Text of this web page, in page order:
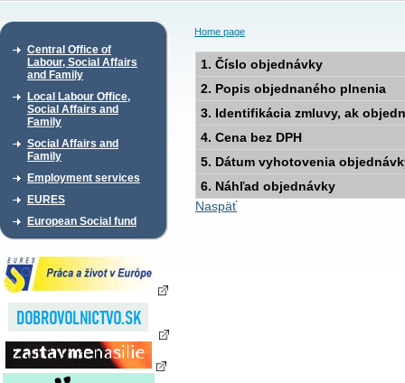
Central Office of
Labour, Social Affairs
and Family
Local Labour Office,
Social Affairs and
Family
Social Affairs and
Family
Employment services
EURES
European Social fund
Home page
1. Číslo objednávky
2. Popis objednaného plnenia
3. Identifikácia zmluvy, ak
4. Cena bez DPH
5. Dátum vyhotovenia
6. Náhľad objednávky
Naspäť